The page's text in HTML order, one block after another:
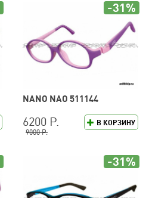
NANO NAO 511144
В КОРЗИНУ
6200 Р.
9000 Р.
-31%
-31%